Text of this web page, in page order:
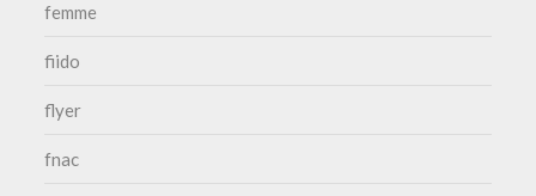
femme
fiido
flyer
fnac